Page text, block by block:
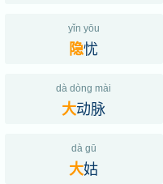
yǐn yōu
隐忧
dà dòng mài
大动脉
dà gū
大姑